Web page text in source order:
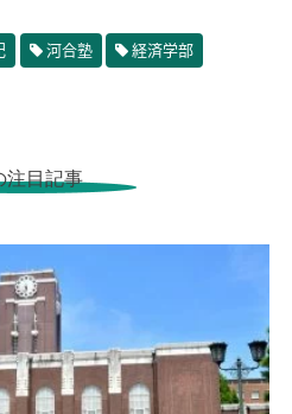
河合塾 経済学部
注目記事